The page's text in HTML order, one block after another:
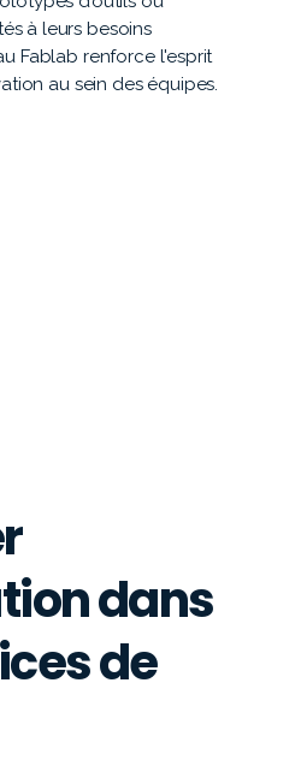
à leurs besoins
Fablab renforce l'esprit
au sein des équipes.
dans
de